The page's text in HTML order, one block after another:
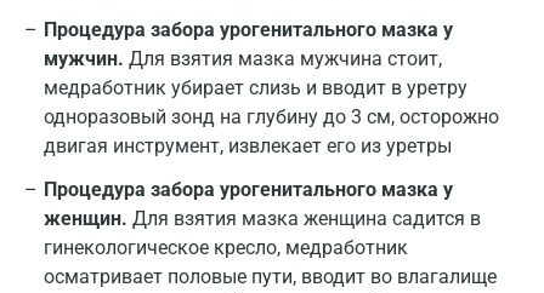
Процедура забора урогенитального мазка у
мужчин. Для взятия мазка мужчина стоит,
медработник убирает слизь и вводит в уретру
одноразовый зонд на глубину до 3 см, осторожно
двигая инструмент, извлекает его из уретры
Процедура забора урогенитального мазка у
женщин. Для взятия мазка женщина садится в
гинекологическое кресло, медработник
осматривает половые пути, вводит во влагалище